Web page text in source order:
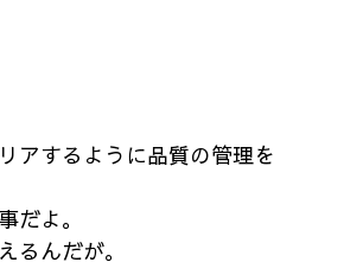
アするように品質の管理を
だよ。
るんだが。